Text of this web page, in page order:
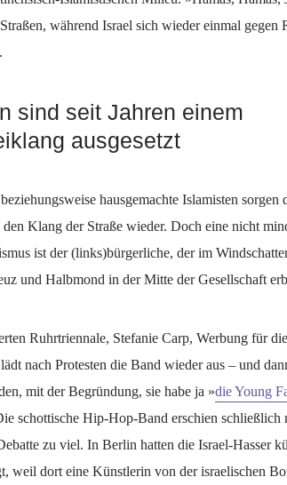
während Israel sich wieder einmal gegen
sind seit Jahren einem
ausgesetzt
hausgemachte Islamisten sorgen
Klang der Straße wieder. Doch eine nicht
ist der (links)bürgerliche, der im
und Halbmond in der Mitte der Gesellschaft
Ruhrtriennale, Stefanie Carp, Werbung für
nach Protesten die Band wieder aus – und
mit der Begründung, sie habe ja »die Young
schottische Hip-Hop-Band erschien schließlich
zu viel. In Berlin hatten die Israel-Hasser
weil dort eine Künstlerin von der israelischen